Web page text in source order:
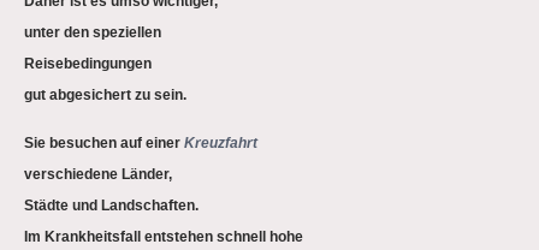
unter den speziellen
Reisebedingungen
gut abgesichert zu sein.
Sie besuchen auf einer Kreuzfahrt
verschiedene Länder,
Städte und Landschaften.
Im Krankheitsfall entstehen schnell hohe